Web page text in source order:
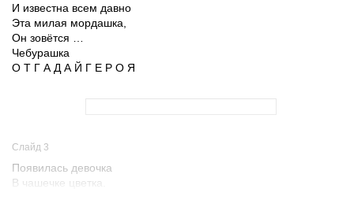
И известна всем давно
Эта милая мордашка,
Он зовётся …
Чебурашка
О Т Г А Д А Й Г Е Р О Я
Слайд 3
Появилась девочка
В чашечке цветка.